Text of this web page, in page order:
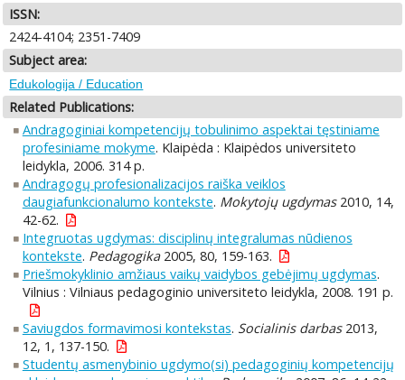
ISSN:
2424-4104; 2351-7409
Subject area:
Edukologija / Education
Related Publications:
Andragoginiai kompetencijų tobulinimo aspektai tęstiniame
profesiniame mokyme. Klaipėda : Klaipėdos universiteto
leidykla, 2006. 314 p.
Andragogų profesionalizacijos raiška veiklos
daugiafunkcionalumo kontekste. Mokytojų ugdymas2010, 14,
42-62.
Integruotas ugdymas: disciplinų integralumas nūdienos
kontekste. Pedagogika2005, 80, 159-163.
Priešmokyklinio amžiaus vaikų vaidybos gebėjimų ugdymas.
Vilnius : Vilniaus pedagoginio universiteto leidykla, 2008. 191 p.
Saviugdos formavimosi kontekstas. Socialinis darbas2013,
12, 1, 137-150.
Studentų asmenybinio ugdymo(si) pedagoginių kompetencijų